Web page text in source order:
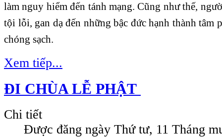
làm nguy hiểm đến tánh mạng. Cũng như thế,
tội lỗi, gan dạ đến những bậc đức hạnh thành
chóng sạch.
Xem tiếp...
ĐI CHÙA LỄ PHẬT
Chi tiết
Được đăng ngày Thứ tư, 11 Tháng